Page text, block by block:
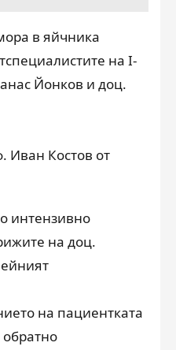
в яйчника
специалистите на I-
Йонков и доц.
Иван Костов от
интензивно
на доц.
на пациентката
обратно